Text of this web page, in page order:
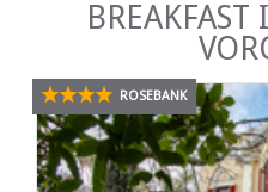
ROSEBANK